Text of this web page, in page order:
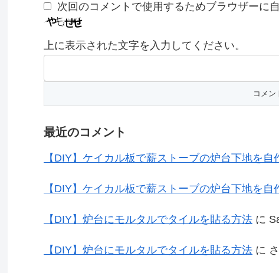
次回のコメントで使用するためブラウザーに
上に表示された文字を入力してください。
最近のコメント
【DIY】ケイカル板で薪ストーブの炉台下地を自
【DIY】ケイカル板で薪ストーブの炉台下地を自
【DIY】炉台にモルタルでタイルを貼る方法 に
【DIY】炉台にモルタルでタイルを貼る方法 に